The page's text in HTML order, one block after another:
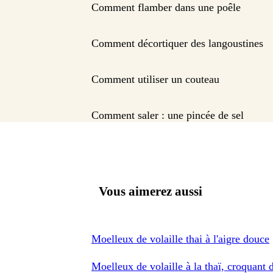
Comment flamber dans une poêle
Comment décortiquer des langoustines
Comment utiliser un couteau
Comment saler : une pincée de sel
Vous aimerez aussi
Moelleux de volaille thai à l'aigre douce
Moelleux de volaille à la thaï, croquant